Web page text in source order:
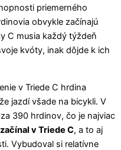
priemerného
obvykle začínajú
C musia každý týždeň
kvóty, inak dôjde k ich
v Triede C hrdina
jazdí všade na bicykli. V
390 hrdinov, čo je najviac
v Triede C, a to aj
Vybudoval si relatívne